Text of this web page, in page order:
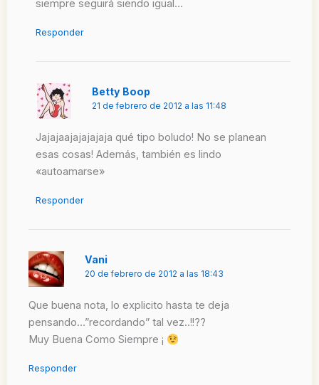
siempre seguirá siendo igual…
Responder
Betty Boop
21 de febrero de 2012 a las 11:48
Jajajaajajajajaja qué tipo boludo! No se planean
esas cosas! Además, también es lindo
«autoamarse»
Responder
Vani
20 de febrero de 2012 a las 18:43
Que buena nota, lo explicito hasta te deja
pensando…”recordando” tal vez..!!??
Muy Buena Como Siempre ¡
Responder